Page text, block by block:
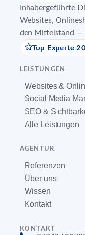
Inhabergeführte
Websites,
den Mittelstand —
Top Experte
LEISTUNGEN
Websites &
Social Media
SEO &
Alle Leistungen
AGENTUR
Referenzen
Über uns
Wissen
Kontakt
KONTAKT